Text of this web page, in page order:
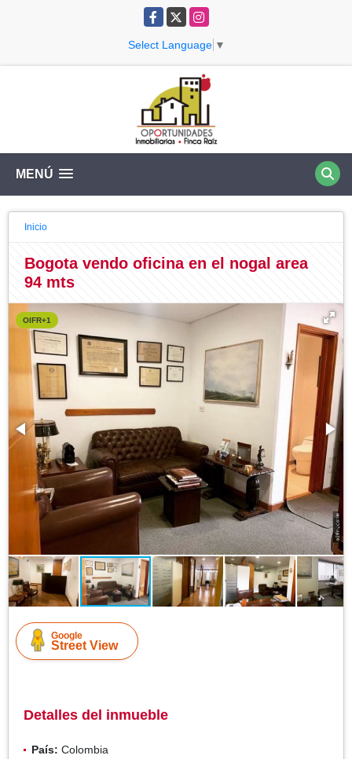
Facebook
X Instagram
Select Language ▼
MENÚ
Inicio
Bogota vendo oficina en el nogal area
94 mts
OIFR+1
Google
Street View
Detalles del inmueble
País: Colombia